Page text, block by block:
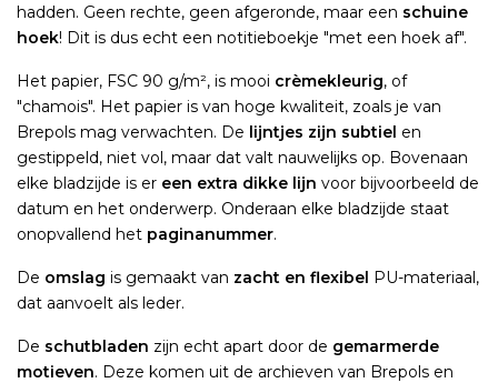
hadden. Geen rechte, geen afgeronde, maar een schuine
hoek! Dit is dus echt een notitieboekje "met een hoek af".
Het papier, FSC 90 g/m², is mooi crèmekleurig, of
"chamois". Het papier is van hoge kwaliteit, zoals je van
Brepols mag verwachten. De lijntjes zijn subtiel en
gestippeld, niet vol, maar dat valt nauwelijks op. Bovenaan
elke bladzijde is er een extra dikke lijn voor bijvoorbeeld de
datum en het onderwerp. Onderaan elke bladzijde staat
onopvallend het paginanummer.
De omslag is gemaakt van zacht en flexibel PU-materiaal,
dat aanvoelt als leder.
De schutbladen zijn echt apart door de gemarmerde
motieven. Deze komen uit de archieven van Brepols en